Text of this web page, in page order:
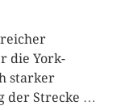
die York-
starker
der Strecke …